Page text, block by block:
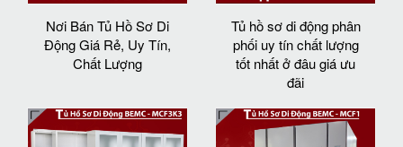
Nơi Bán Tủ Hồ Sơ Di
Động Giá Rẻ, Uy Tín,
Chất Lượng
Tủ hồ sơ di động phân
phối uy tín chất lượng
tốt nhất ở đâu giá ưu
đãi